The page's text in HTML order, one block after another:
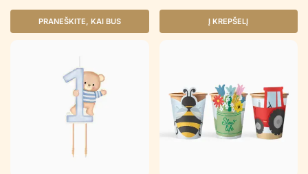
PRANEŠKITE, KAI BUS Į KREPŠELĮ